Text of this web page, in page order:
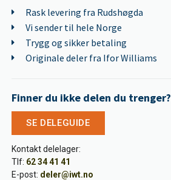
Rask levering fra Rudshøgda
Vi sender til hele Norge
Trygg og sikker betaling
Originale deler fra Ifor Williams
Finner du ikke delen du trenger?
SE DELEGUIDE
Kontakt delelager:
Tlf: 62 34 41 41
E-post: deler@iwt.no